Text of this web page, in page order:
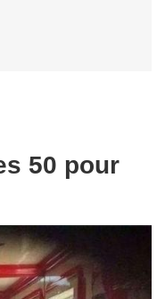
50 pour